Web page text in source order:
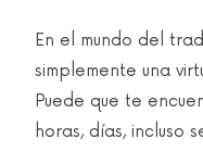
En el mundo del
simplemente una
Puede que te
horas, días, incluso